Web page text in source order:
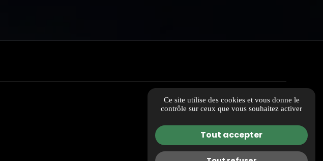
Ce site utilise des cookies et vous donne le
contrôle sur ceux que vous souhaitez activer
Tout accepter